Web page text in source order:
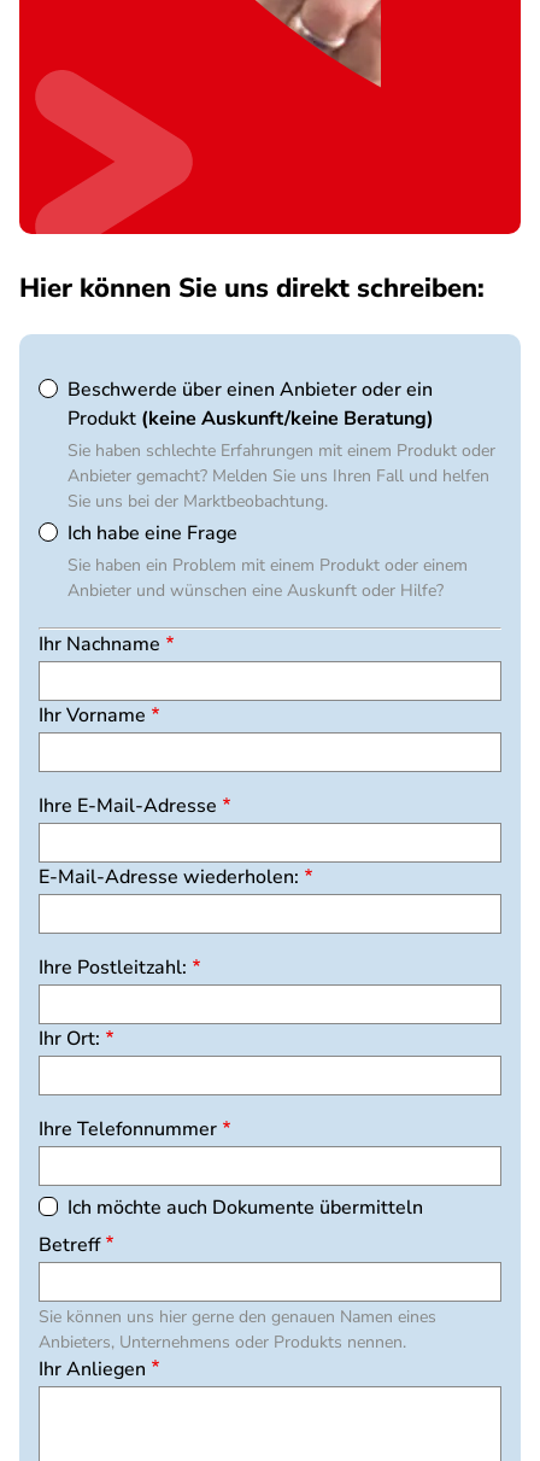
Hier können Sie uns direkt schreiben:
Beschwerde
oder
Beratung
NRW
Beschwerde über einen Anbieter oder ein
Produkt (keine Auskunft/keine Beratung)
Sie haben schlechte Erfahrungen mit einem Produkt oder
Anbieter gemacht? Melden Sie uns Ihren Fall und helfen
Sie uns bei der Marktbeobachtung.
Ich habe eine Frage
Sie haben ein Problem mit einem Produkt oder einem
Anbieter und wünschen eine Auskunft oder Hilfe?
Ihr Nachname
Ihr Vorname
Ihre
Mail-
Adresse
Ihre E-Mail-Adresse
E-Mail-Adresse wiederholen:
Ihre Postleitzahl:
Ihr Ort:
Ihre Telefonnummer
Ich möchte auch Dokumente übermitteln
Betreff
Sie können uns hier gerne den genauen Namen eines
Anbieters, Unternehmens oder Produkts nennen.
Ihr Anliegen